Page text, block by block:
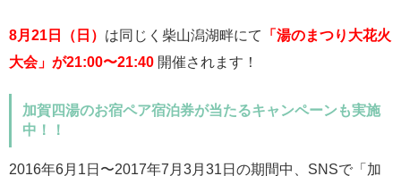
8月21日（日） は同じく柴山潟湖畔にて
「湯のまつり大花火
大会」が21:00〜21:40 開催されます！
加賀四湯のお宿ペア宿泊券が当たるキャンペーンも実施
中！！
2016年6月1日〜2017年7月3月31日の期間中、SNSで「加